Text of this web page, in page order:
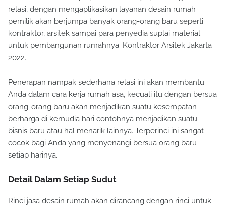
relasi, dengan mengaplikasikan layanan desain rumah
pemilik akan berjumpa banyak orang-orang baru seperti
kontraktor, arsitek sampai para penyedia suplai material
untuk pembangunan rumahnya. Kontraktor Arsitek Jakarta
2022.
Penerapan nampak sederhana relasi ini akan membantu
Anda dalam cara kerja rumah asa, kecuali itu dengan bersua
orang-orang baru akan menjadikan suatu kesempatan
berharga di kemudia hari contohnya menjadikan suatu
bisnis baru atau hal menarik lainnya. Terperinci ini sangat
cocok bagi Anda yang menyenangi bersua orang baru
setiap harinya.
Detail Dalam Setiap Sudut
Rinci jasa desain rumah akan dirancang dengan rinci untuk